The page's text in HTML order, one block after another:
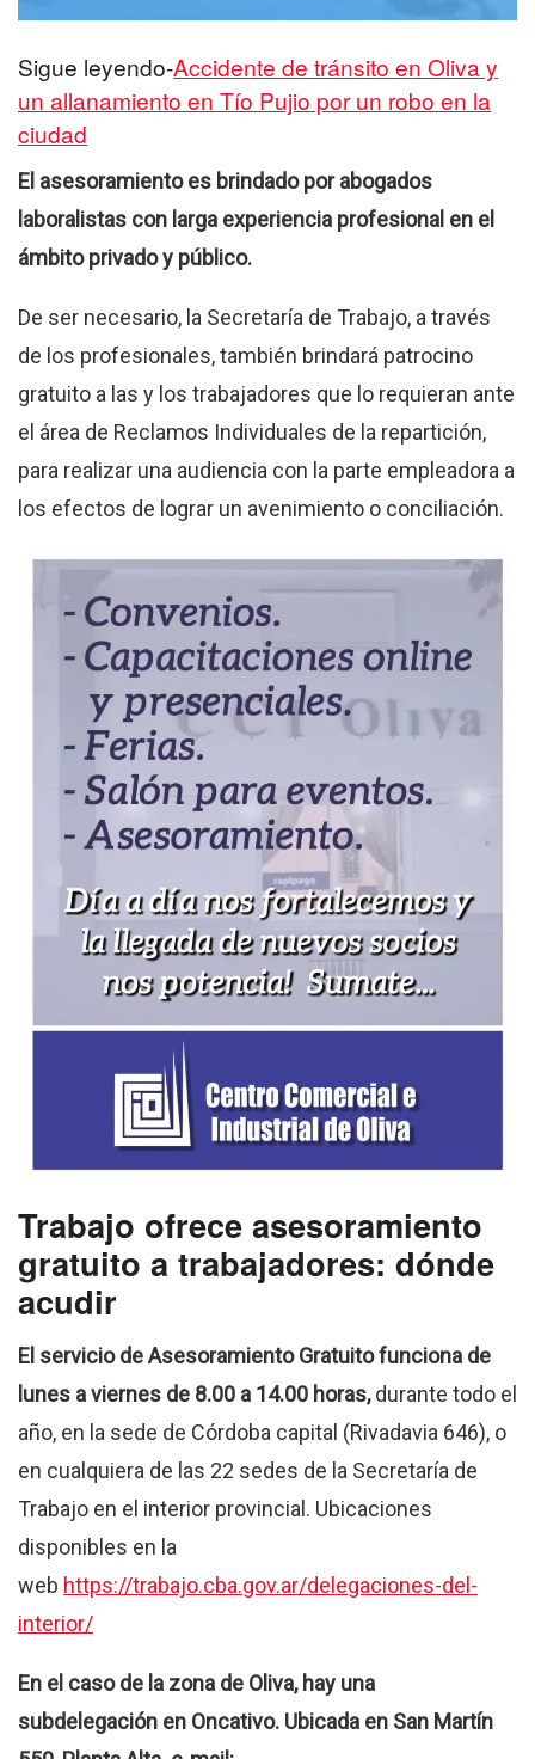
Sigue leyendo-Accidente de tránsito en Oliva y
un allanamiento en Tío Pujio por un robo en la
ciudad
El asesoramiento es brindado por abogados
laboralistas con larga experiencia profesional en el
ámbito privado y público.
De ser necesario, la Secretaría de Trabajo, a través
de los profesionales, también brindará patrocino
gratuito a las y los trabajadores que lo requieran ante
el área de Reclamos Individuales de la repartición,
para realizar una audiencia con la parte empleadora a
los efectos de lograr un avenimiento o conciliación.
Trabajo ofrece asesoramiento
gratuito a trabajadores: dónde
acudir
El servicio de Asesoramiento Gratuito funciona de
lunes a viernes de 8.00 a 14.00 horas,durante todo el
año, en la sede de Córdoba capital (Rivadavia 646), o
en cualquiera de las 22 sedes de la Secretaría de
Trabajo en el interior provincial. Ubicaciones
disponibles en la
web https://trabajo.cba.gov.ar/delegaciones-del-
interior/
En el caso de la zona de Oliva, hay una
subdelegación en Oncativo. Ubicada en San Martín